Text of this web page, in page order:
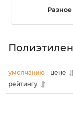
Разное
Полиэтилен
умолчанию цене
рейтингу